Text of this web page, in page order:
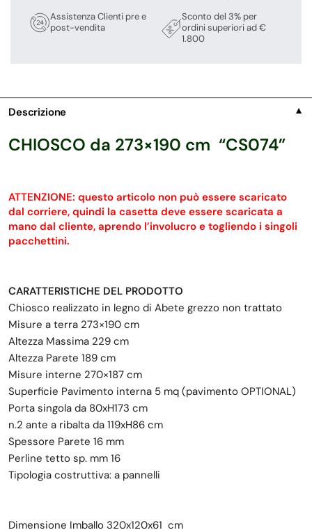
Assistenza Clienti pre e
post-vendita
Sconto del 3% per
ordini superiori ad €
1.800
Descrizione ▼
CHIOSCO da 273×190 cm “CS074”
ATTENZIONE: questo articolo non può essere scaricato
dal corriere, quindi la casetta deve essere scaricata a
mano dal cliente, aprendo l’involucro e togliendo i singoli
pacchettini.
CARATTERISTICHE DEL PRODOTTO
Chiosco realizzato in legno di Abete grezzo non trattato
Misure a terra 273×190 cm
Altezza Massima 229 cm
Altezza Parete 189 cm
Misure interne 270×187 cm
Superficie Pavimento interna 5 mq (pavimento OPTIONAL)
Porta singola da 80xH173 cm
n.2 ante a ribalta da 119xH86 cm
Spessore Parete 16 mm
Perline tetto sp. mm 16
Tipologia costruttiva: a pannelli
Dimensione Imballo 320x120x61 cm